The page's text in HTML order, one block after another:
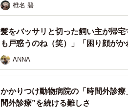
椎名 碧
髪をバッサリと切った飼い主が帰
も戸惑うのね（笑）」「困り顔がか
ANNA
かかりつけ動物病院の「時間外診
間外診療”を続ける難しさ